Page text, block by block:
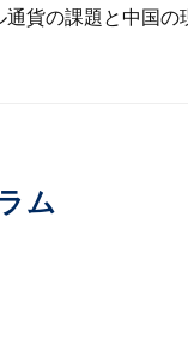
貨の課題と中国の
ム